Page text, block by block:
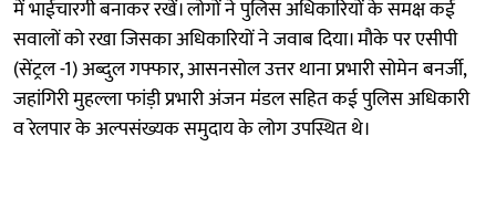
में भाईचारगी बनाकर रखें। लोगों ने पुलिस अधिकारियों के समक्ष कई
सवालों को रखा जिसका अधिकारियों ने जवाब दिया। मौके पर एसीपी
(सेंट्रल -1) अब्दुल गफ्फार, आसनसोल उत्तर थाना प्रभारी सोमेन बनर्जी,
जहांगिरी मुहल्ला फांड़ी प्रभारी अंजन मंंडल सहित कई पुलिस अधिकारी
व रेलपार के अल्पसंख्यक समुदाय के लोग उपस्थित थे।